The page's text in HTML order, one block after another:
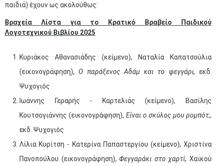
παιδιά) έχουν ως ακολούθως:
Βραχεία Λίστα για το Κρατικό Βραβείο Παιδικού
Λογοτεχνικού Βιβλίου 2025
Κυριάκος Αθανασιάδης (κείμενο), Ναταλία Καπατσούλια
(εικονογράφηση),Ο παράξενος Αδάμ και το φεγγάρι, εκδ.
Ψυχογιός
Ιωάννης Γεραρής - Καρτελιάς (κείμενο), Βασίλης
Κουτσογιάννης (εικονογράφηση), Είναι ο σκύλος μου ρομπότ;,
εκδ. Ψυχογιός
Λίλια Κυρίτση - Κατερίνα Παπαστεργίου (κείμενο), Χριστίνα
Πανοπούλου (εικονογράφηση),Φεγγαράκι στο χαρτί, Χαϊκού